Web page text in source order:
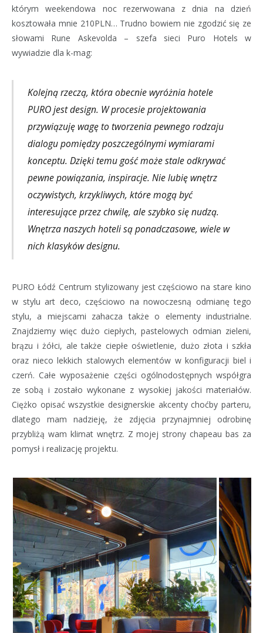
którym weekendowa noc rezerwowana z dnia na dzień
kosztowała mnie 210PLN… Trudno bowiem nie zgodzić się ze
słowami Rune Askevolda – szefa sieci Puro Hotels w
wywiadzie dla k-mag:
Kolejną rzeczą, która obecnie wyróżnia hotele
PURO jest design. W procesie projektowania
przywiązuję wagę to tworzenia pewnego rodzaju
dialogu pomiędzy poszczególnymi wymiarami
konceptu. Dzięki temu gość może stale odkrywać
pewne powiązania, inspiracje. Nie lubię wnętrz
oczywistych, krzykliwych, które mogą być
interesujące przez chwilę, ale szybko się nudzą.
Wnętrza naszych hoteli są ponadczasowe, wiele w
nich klasyków designu.
PURO Łódź Centrum stylizowany jest częściowo na stare kino
w stylu art deco, częściowo na nowoczesną odmianę tego
stylu, a miejscami zahacza także o elementy industrialne.
Znajdziemy więc dużo ciepłych, pastelowych odmian zieleni,
brązu i żółci, ale także ciepłe oświetlenie, dużo złota i szkła
oraz nieco lekkich stalowych elementów w konfiguracji biel i
czerń. Całe wyposażenie części ogólnodostępnych współgra
ze sobą i zostało wykonane z wysokiej jakości materiałów.
Ciężko opisać wszystkie designerskie akcenty choćby parteru,
dlatego mam nadzieję, że zdjęcia przynajmniej odrobinę
przybliżą wam klimat wnętrz. Z mojej strony chapeau bas za
pomysł i realizację projektu.